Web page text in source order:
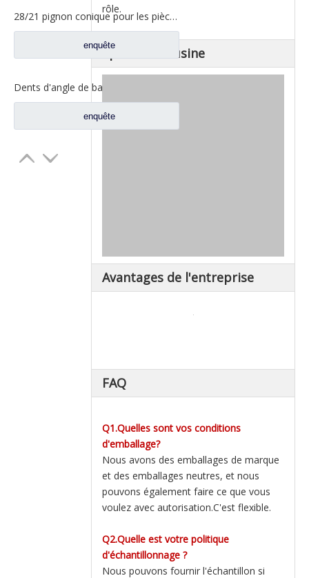
28/21 pignon conique pour les pièces de rechange A3463502939 du nord de camion de Benz Beiben
enquête
enquête
rôle.
Spectacle d'usine
Avantages de l'entreprise
FAQ
Q1.Quelles sont vos conditions
d'emballage?
Nous avons des emballages de marque
et des emballages neutres, et nous
pouvons également faire ce que vous
voulez avec autorisation.C'est flexible.
Q2.Quelle est votre politique
d'échantillonnage ?
Nous pouvons fournir l'échantillon si